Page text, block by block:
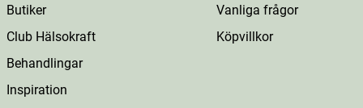
Butiker
Club Hälsokraft
Behandlingar
Inspiration
Vanliga frågor
Köpvillkor